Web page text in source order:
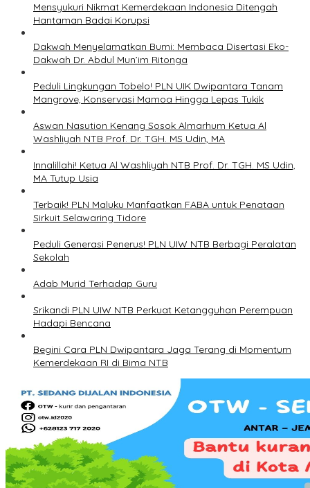
Mensyukuri Nikmat Kemerdekaan Indonesia Ditengah
Hantaman Badai Korupsi
Dakwah Menyelamatkan Bumi: Membaca Disertasi Eko-
Dakwah Dr. Abdul Mun’im Ritonga
Peduli Lingkungan Tobelo! PLN UIK Dwipantara Tanam
Mangrove, Konservasi Mamoa Hingga Lepas Tukik
Aswan Nasution Kenang Sosok Almarhum Ketua Al
Washliyah NTB Prof. Dr. TGH. MS Udin, MA
Innalillahi! Ketua Al Washliyah NTB Prof. Dr. TGH. MS Udin,
MA Tutup Usia
Terbaik! PLN Maluku Manfaatkan FABA untuk Penataan
Sirkuit Selawaring Tidore
Peduli Generasi Penerus! PLN UIW NTB Berbagi Peralatan
Sekolah
Adab Murid Terhadap Guru
Srikandi PLN UIW NTB Perkuat Ketangguhan Perempuan
Hadapi Bencana
Begini Cara PLN Dwipantara Jaga Terang di Momentum
Kemerdekaan RI di Bima NTB